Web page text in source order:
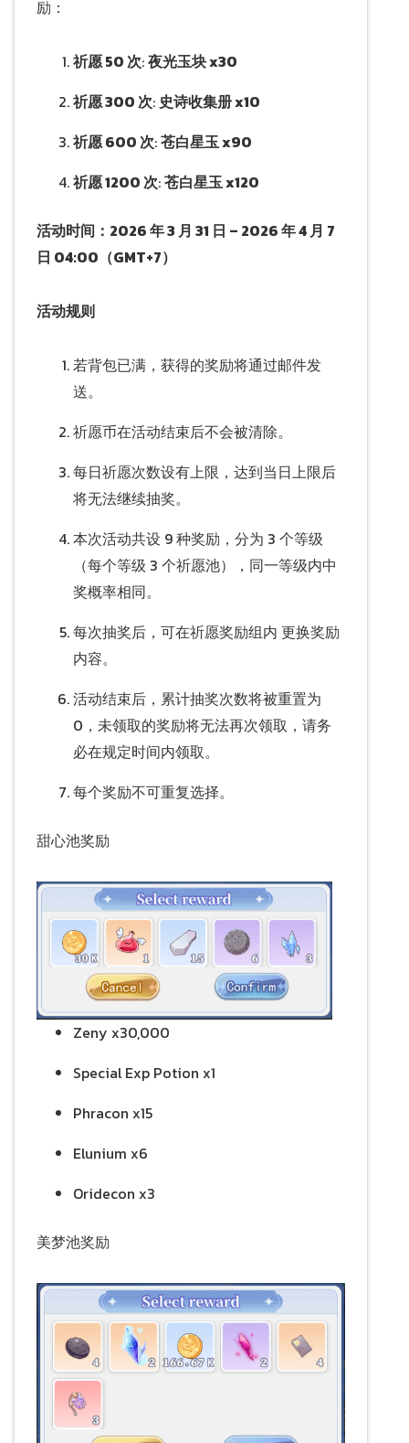
励：
祈愿 50 次:夜光玉块 x30
祈愿 300 次:史诗收集册 x10
祈愿 600 次:苍白星玉 x90
祈愿 1200 次:苍白星玉 x120
活动时间：2026 年 3 月 31 日 – 2026 年 4 月 7
日 04:00（GMT+7）
活动规则
若背包已满，获得的奖励将通过邮件发
送。
祈愿币在活动结束后不会被清除。
每日祈愿次数设有上限，达到当日上限后
将无法继续抽奖。
本次活动共设 9 种奖励，分为 3 个等级
（每个等级 3 个祈愿池），同一等级内中
奖概率相同。
每次抽奖后，可在祈愿奖励组内 更换奖励
内容。
活动结束后，累计抽奖次数将被重置为
0，未领取的奖励将无法再次领取，请务
必在规定时间内领取。
每个奖励不可重复选择。
甜心池奖励
Zeny x30,000
Special Exp Potion x1
Phracon x15
Elunium x6
Oridecon x3
美梦池奖励